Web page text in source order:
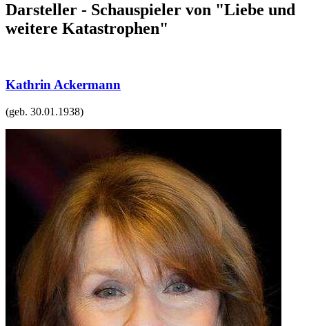
Darsteller - Schauspieler von "Liebe und
weitere Katastrophen"
Kathrin Ackermann
(geb. 30.01.1938)